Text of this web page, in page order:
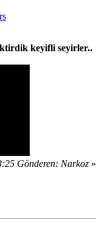
keyifli seyirler..
Gönderen: Narkoz »